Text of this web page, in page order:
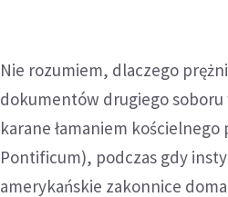
Nie rozumiem, dlaczego
dokumentów drugiego soboru
karane łamaniem
Pontificum), podczas gdy
amerykańskie zakonnice